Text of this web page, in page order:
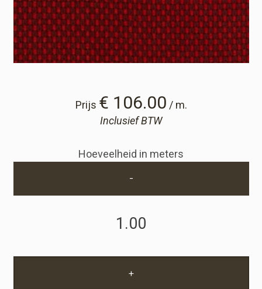
Prijs € 106.00 / m.
Inclusief BTW
Hoeveelheid in meters
-
+
Winkelwagen
Winkelwagen
Staalaanvraag
Zakelijke Account Aanvragen